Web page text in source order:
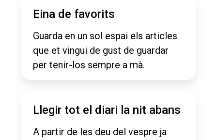
Eina de favorits
Guarda en un sol espai els articles
que et vingui de gust de guardar
per tenir-los sempre a mà.
Llegir tot el diari la nit abans
A partir de les deu del vespre ja